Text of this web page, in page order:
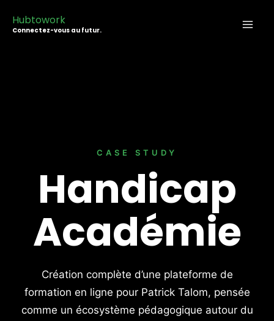
auHubtowork
Connectez-vous au futur.
CASE STUDY
Handicap
Académie
Création complète d’une plateforme de
formation en ligne pour Patrick Talom, pensée
comme un écosystème pédagogique autour du